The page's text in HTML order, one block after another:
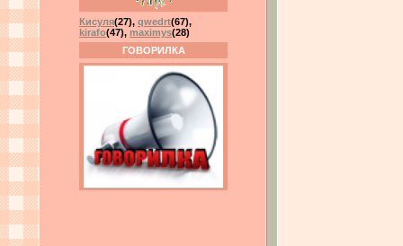
Кисуля(27), qwedrt(67),
kirafo(47), maximys(28)
ГОВОРИЛКА